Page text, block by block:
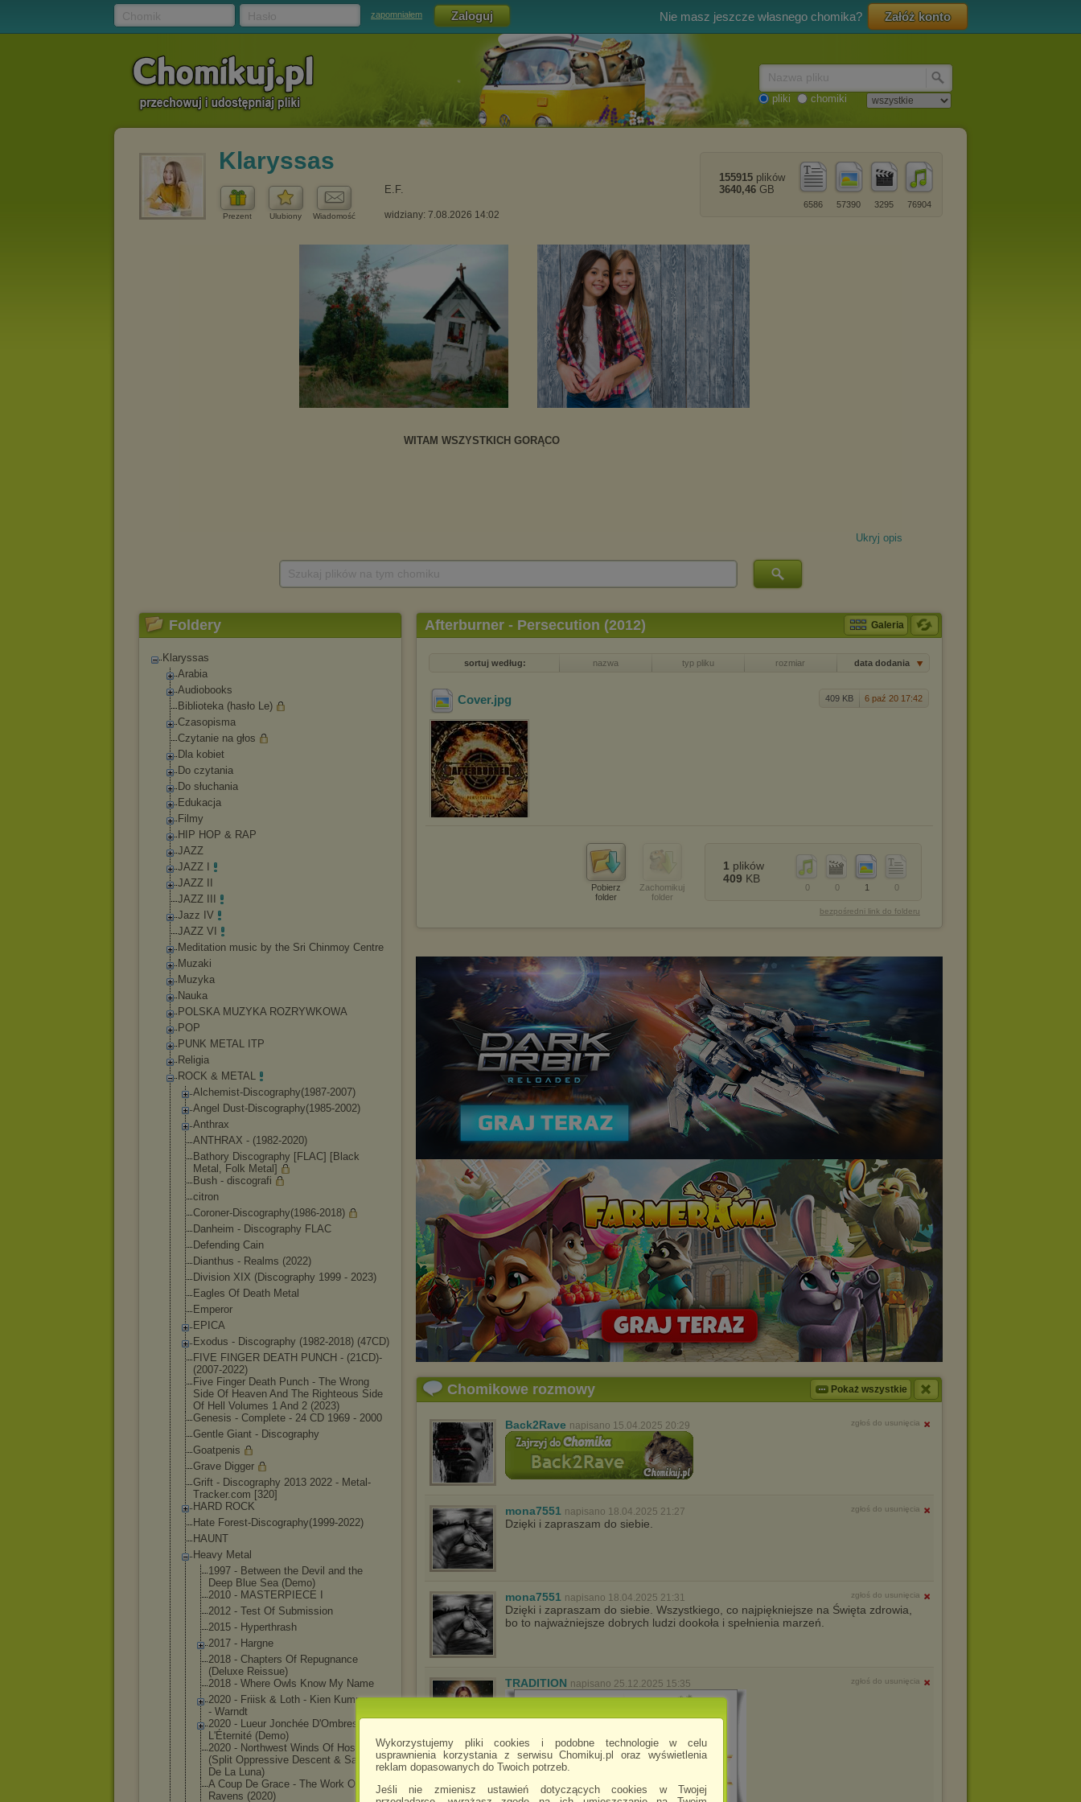
Wykorzystujemy pliki cookies i podobne technologie w celu
usprawnienia korzystania z serwisu Chomikuj.pl oraz wyświetlenia
reklam dopasowanych do Twoich potrzeb.
Jeśli nie zmienisz ustawień dotyczących cookies w Twojej
zapomniałem Nie masz jeszcze własnego chomika? Załóż konto
pliki chomiki
Klaryssas
Prezent Ulubiony Wiadomość
E.F.
widziany: 7.08.2026 14:02
76904
3295
57390
6586
155915 plików
3640,46 GB
Ukryj opis
Foldery
Klaryssas
Arabia
Audiobooks
Biblioteka (hasło Le)
Czasopisma
Czytanie na głos
Dla kobiet
Do czytania
Do słuchania
Edukacja
Filmy
HIP HOP & RAP
JAZZ
JAZZ I
JAZZ II
JAZZ III
Jazz IV
JAZZ VI
Meditation music by the Sri Chinmoy Centre
Muzaki
Muzyka
Nauka
POLSKA MUZYKA ROZRYWKOWA
POP
PUNK METAL ITP
Religia
ROCK & METAL
Alchemist-Discography(1987-2007)
Angel Dust-Discography(1985-2002)
Anthrax
ANTHRAX - (1982-2020)
Bathory Discography [FLAC] [Black
Metal, Folk Metal]
Bush - discografi
citron
Coroner-Discography(1986-2018)
Danheim - Discography FLAC
Defending Cain
Dianthus - Realms (2022)
Division XIX (Discography 1999 - 2023)
Eagles Of Death Metal
Emperor
EPICA
Exodus - Discography (1982-2018) (47CD)
FIVE FINGER DEATH PUNCH - (21CD)-
(2007-2022)
Five Finger Death Punch - The Wrong
Side Of Heaven And The Righteous Side
Of Hell Volumes 1 And 2 (2023)
Genesis - Complete - 24 CD 1969 - 2000
Gentle Giant - Discography
Goatpenis
Grave Digger
Grift - Discography 2013 2022 - Metal-
Tracker.com [320]
HARD ROCK
Hate Forest-Discography(1999-2022)
HAUNT
Heavy Metal
1997 - Between the Devil and the
Deep Blue Sea (Demo)
2010 - MASTERPIECE I
2012 - Test Of Submission
2015 - Hyperthrash
2017 - Hargne
2018 - Chapters Of Repugnance
(Deluxe Reissue)
2018 - Where Owls Know My Name
2020 - Friisk & Loth - Kien Kummweer
- Warndt
2020 - Lueur Jonchée D'Ombres Pour
L'Éternité (Demo)
2020 - Northwest Winds Of Hostility
(Split Oppressive Descent & Sangre
De La Luna)
A Coup De Grace - The Work Of
Ravens (2020)
Afterburner - Persecution (2012) Galeria
sortuj według: nazwa typ pliku rozmiar data dodania
409 KB 6 paź 20 17:42
Cover.jpg
Pobierz
folder
Zachomikuj
folder
0
1
0
0
1 plików
409 KB
bezpośredni link do folderu
Chomikowe rozmowy Pokaż wszystkie
Back2Rave napisano 15.04.2025 20:29 zgłoś do usunięcia
mona7551 napisano 18.04.2025 21:27 zgłoś do usunięcia
Dzięki i zapraszam do siebie.
mona7551 napisano 18.04.2025 21:31 zgłoś do usunięcia
Dzięki i zapraszam do siebie. Wszystkiego, co najpiękniejsze na Święta zdrowia,
bo to najważniejsze dobrych ludzi dookoła i spełnienia marzeń.
TRADITION napisano 25.12.2025 15:35 zgłoś do usunięcia